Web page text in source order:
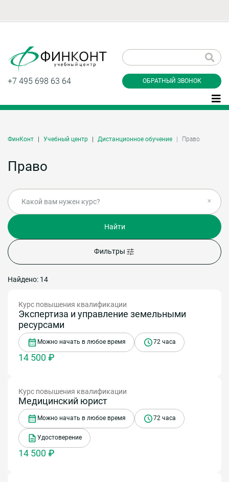
+7 495 698 63 64 ОБРАТНЫЙ ЗВОНОК
ФинКонт Учебный центр Дистанционное обучение Право
Право
Найти
Фильтры
Найдено: 14
Курс повышения квалификации
Экспертиза и управление земельными
ресурсами
Можно начать в любое время 72 часа
14 500 ₽
Курс повышения квалификации
Медицинский юрист
Можно начать в любое время 72 часа
Удостоверение
14 500 ₽
звонок
Даю согласие на обработку персональных
Заказать